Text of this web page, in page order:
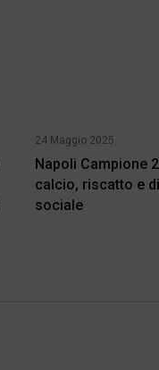
24 Maggio 2025
Napoli Campione
calcio, riscatto e
sociale